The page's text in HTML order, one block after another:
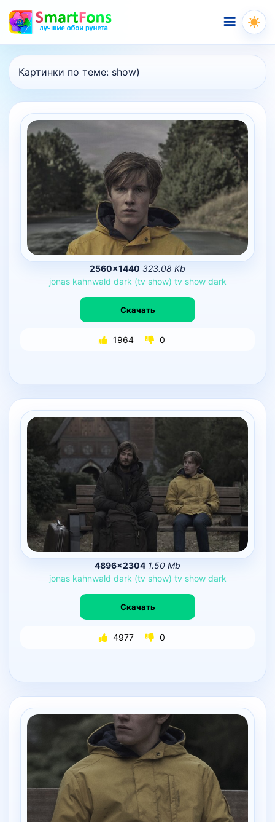
Меню
Картинки по теме: show)
2560×1440 323.08 Kb
jonas kahnwald dark (tv show) tv show dark
Скачать
1964 0
4896×2304 1.50 Mb
jonas kahnwald dark (tv show) tv show dark
Скачать
4977 0